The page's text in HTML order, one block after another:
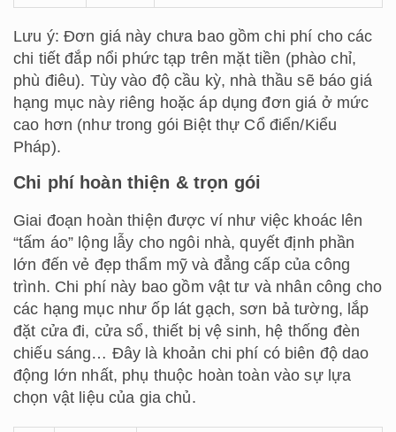
Lưu ý: Đơn giá này chưa bao gồm chi phí cho các
chi tiết đắp nổi phức tạp trên mặt tiền (phào chỉ,
phù điêu). Tùy vào độ cầu kỳ, nhà thầu sẽ báo giá
hạng mục này riêng hoặc áp dụng đơn giá ở mức
cao hơn (như trong gói Biệt thự Cổ điển/Kiểu
Pháp).
Chi phí hoàn thiện & trọn gói
Giai đoạn hoàn thiện được ví như việc khoác lên
“tấm áo” lộng lẫy cho ngôi nhà, quyết định phần
lớn đến vẻ đẹp thẩm mỹ và đẳng cấp của công
trình. Chi phí này bao gồm vật tư và nhân công cho
các hạng mục như ốp lát gạch, sơn bả tường, lắp
đặt cửa đi, cửa sổ, thiết bị vệ sinh, hệ thống đèn
chiếu sáng… Đây là khoản chi phí có biên độ dao
động lớn nhất, phụ thuộc hoàn toàn vào sự lựa
chọn vật liệu của gia chủ.